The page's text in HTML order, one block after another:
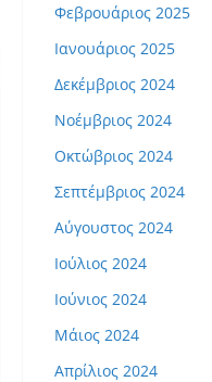
Φεβρουάριος 2025
Ιανουάριος 2025
Δεκέμβριος 2024
Νοέμβριος 2024
Οκτώβριος 2024
Σεπτέμβριος 2024
Αύγουστος 2024
Ιούλιος 2024
Ιούνιος 2024
Μάιος 2024
Απρίλιος 2024